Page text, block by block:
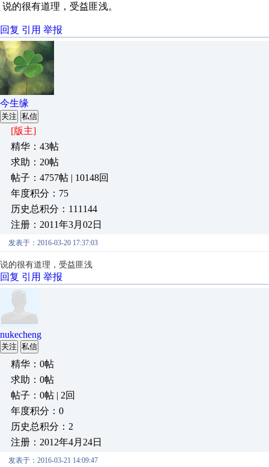
说的很有道理，受益匪浅。
回复 引用 举报
今生缘
关注 私信
[版主]
精华：43帖
求助：20帖
帖子：4757帖 | 10148回
年度积分：75
历史总积分：111144
注册：2011年3月02日
发表于：2016-03-20 17:37:03
说的很有道理，受益匪浅
回复 引用 举报
nukecheng
关注 私信
精华：0帖
求助：0帖
帖子：0帖 | 2回
年度积分：0
历史总积分：2
注册：2012年4月24日
发表于：2016-03-21 14:09:47